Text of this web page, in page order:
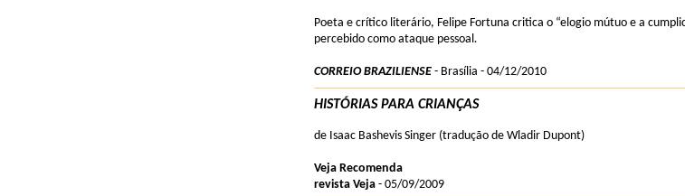
Poeta e crítico literário, Felipe Fortuna critica o “elogio mútuo e a
percebido como ataque pessoal.
CORREIO BRAZILIENSE - Brasília - 04/12/2010
HISTÓRIAS PARA CRIANÇAS
de Isaac Bashevis Singer (tradução de Wladir Dupont)
Veja Recomenda
revista Veja - 05/09/2009